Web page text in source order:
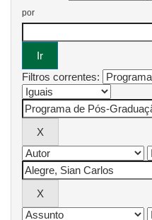
por
Filtros correntes: